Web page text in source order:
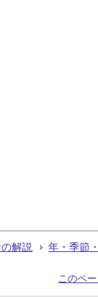
解説 年・季節
このペ